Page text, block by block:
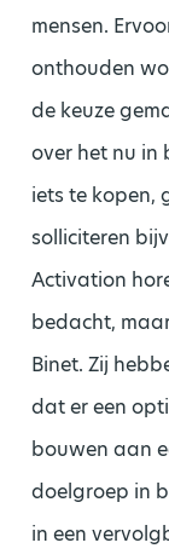
mensen.
onthouden
de keuze
over het nu in
iets te kopen,
solliciteren
Activation
bedacht,
Binet. Zij
dat er een
bouwen aan
doelgroep in
in een